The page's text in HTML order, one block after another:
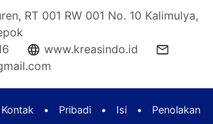
RT 001 RW 001 No. 10 Kalimulya,
www.kreasindo.id
Kontak • Pribadi • Isi • Penolakan